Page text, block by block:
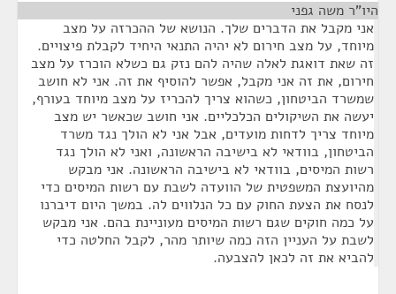
היו"ר משה גפני
אני מקבל את הדברים שלך. הנושא של ההכרזה על מצב
מיוחד, על מצב חירום לא יהיה התנאי היחיד לקבלת פיצויים.
זה שאת דואגת לאלה שהיה להם נזק גם כשלא הוכרז על מצב
חירום, את זה אני מקבל, אפשר להוסיף את זה. אני לא חושב
שמשרד הביטחון, כשהוא צריך להכריז על מצב מיוחד בעורף,
יעשה את השיקולים הכלכליים. אני חושב שכאשר יש מצב
מיוחד צריך לדחות מועדים, אבל אני לא הולך נגד משרד
הביטחון, בוודאי לא בישיבה הראשונה, ואני לא הולך נגד
רשות המיסים, בוודאי לא בישיבה הראשונה. אני מבקש
מהיועצת המשפטית של הוועדה לשבת עם רשות המיסים כדי
לנסח את הצעת החוק עם כל הנלווים לה. במשך היום דיברנו
על כמה חוקים שגם רשות המיסים מעוניינת בהם. אני מבקש
לשבת על העניין הזה כמה שיותר מהר, לקבל החלטה כדי
להביא את זה לכאן להצבעה.